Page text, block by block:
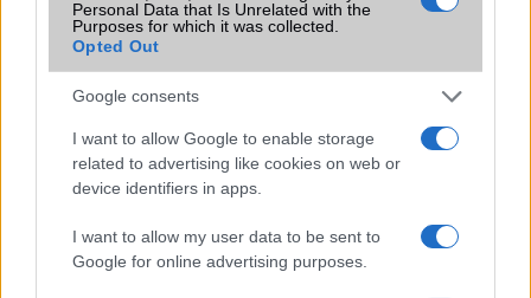
Personal Data that Is Unrelated with the
Purposes for which it was collected.
Opted Out
Google consents
I want to allow Google to enable storage
related to advertising like cookies on web or
device identifiers in apps.
I want to allow my user data to be sent to
Google for online advertising purposes.
Morbid szuvenír jár a Note 7 mellé
Tíz nap múlva ledobják a hálózatok a Note 7 telefonokat
Samsung Galaxy S8: jack nélkül?
Hivatalos: nem töltheted a robbanós Note 7-edet!
Teljesen lekorlátozzák az európai Note 7-eket is
További hírek